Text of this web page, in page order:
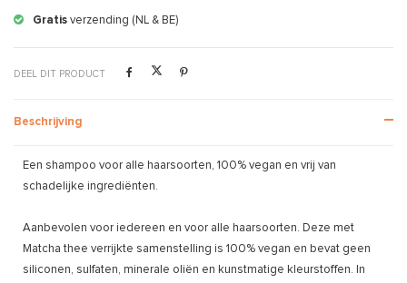
Gratis verzending (NL & BE)
DEEL DIT PRODUCT
Beschrijving
Een shampoo voor alle haarsoorten, 100% vegan en vrij van
schadelijke ingrediënten.
Aanbevolen voor iedereen en voor alle haarsoorten. Deze met
Matcha thee verrijkte samenstelling is 100% vegan en bevat geen
siliconen, sulfaten, minerale oliën en kunstmatige kleurstoffen. In